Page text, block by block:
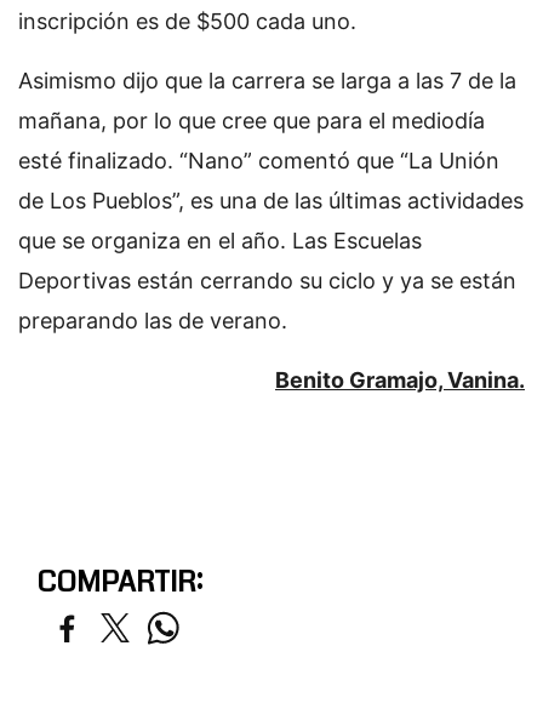
inscripción es de $500 cada uno.
Asimismo dijo que la carrera se larga a las 7 de la
mañana, por lo que cree que para el mediodía
esté finalizado. “Nano” comentó que “La Unión
de Los Pueblos”, es una de las últimas actividades
que se organiza en el año. Las Escuelas
Deportivas están cerrando su ciclo y ya se están
preparando las de verano.
Benito Gramajo, Vanina.
COMPARTIR: